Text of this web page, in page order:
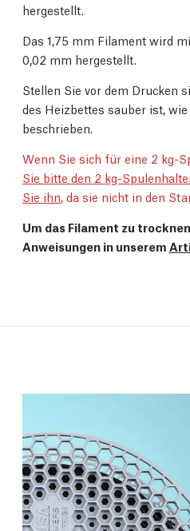
hergestellt.
Das 1,75 mm Filament wird
0,02 mm hergestellt.
Stellen Sie vor dem Drucken
des Heizbettes sauber ist,
beschrieben.
Wenn Sie sich für eine 2 kg-
Sie bitte den 2 kg-
Sie ihn , da sie nicht in den
Um das Filament zu
Anweisungen in unserem